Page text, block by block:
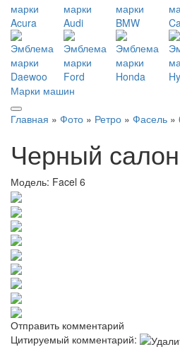
Марки машин
Главная » Фото » Ретро » Фасель »
Черный
Модель: Facel 6
Отправить комментарий
Цитируемый комментарий: